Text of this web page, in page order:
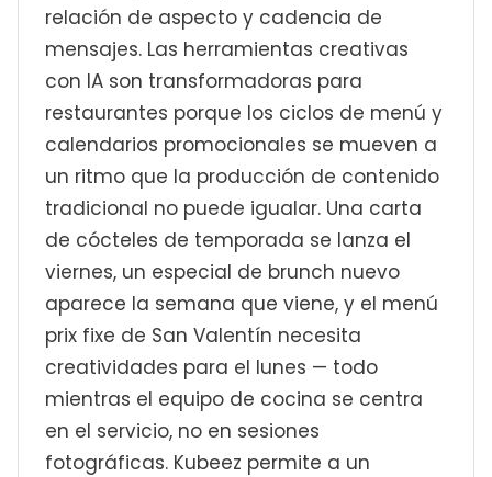
relación de aspecto y cadencia de
mensajes. Las herramientas creativas
con IA son transformadoras para
restaurantes porque los ciclos de menú y
calendarios promocionales se mueven a
un ritmo que la producción de contenido
tradicional no puede igualar. Una carta
de cócteles de temporada se lanza el
viernes, un especial de brunch nuevo
aparece la semana que viene, y el menú
prix fixe de San Valentín necesita
creatividades para el lunes — todo
mientras el equipo de cocina se centra
en el servicio, no en sesiones
fotográficas. Kubeez permite a un